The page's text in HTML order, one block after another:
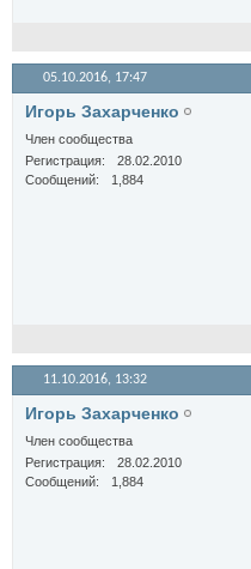
05.10.2016, 17:47
Игорь Захарченко
Член сообщества
Регистрация
28.02.2010
Сообщений
1,884
11.10.2016, 13:32
Игорь Захарченко
Член сообщества
Регистрация
28.02.2010
Сообщений
1,884